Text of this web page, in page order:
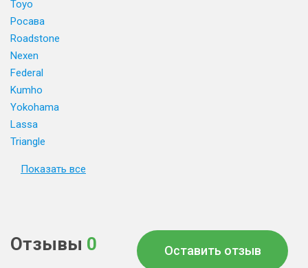
Toyo
Росава
Roadstone
Nexen
Federal
Kumho
Yokohama
Lassa
Triangle
Показать все
Отзывы 0 Оставить отзыв